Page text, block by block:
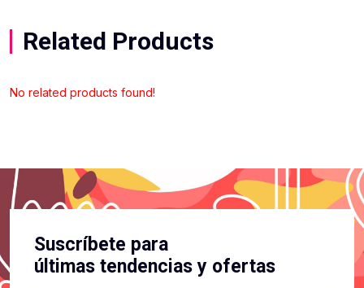
Related Products
No related products found!
Suscríbete para
últimas tendencias y ofertas